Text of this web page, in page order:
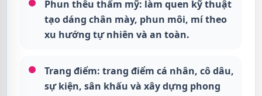
Phun thêu thẩm mỹ: làm quen kỹ thuật
tạo dáng chân mày, phun môi, mí theo
xu hướng tự nhiên và an toàn.
Trang điểm: trang điểm cá nhân, cô dâu,
sự kiện, sân khấu và xây dựng phong